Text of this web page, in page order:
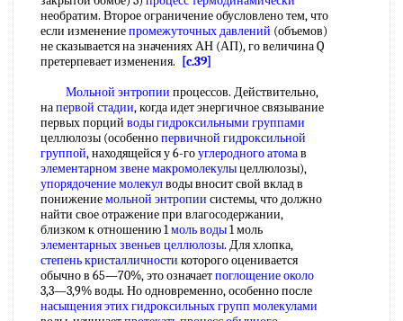
необратим. Второе ограничение обусловлено тем, что
если изменениепромежуточных давлений (объемов)
не сказывается на значениях АН (АП), го величина Q
претерпевает изменения.
[c.39]
Мольной энтропии процессов. Действительно,
напервой стадии, когда идет энергичное связывание
первых порций воды гидроксильными группами
целлюлозы (особеннопервичной гидроксильной
группой, находящейся у 6-гоуглеродного атомав
элементарном звене макромолекулыцеллюлозы),
упорядочение молекулводы вносит свой вклад в
понижениемольной энтропии системы, что должно
найти свое отражение при влагосодержании,
близком к отношению 1моль воды1 моль
элементарных звеньев целлюлозы. Для хлопка,
степень кристалличности которого оценивается
обычно в 65—70%, это означаетпоглощение около
3,3—3,9% воды. Но одновременно, особенно после
насыщения этихгидроксильных групп молекулами